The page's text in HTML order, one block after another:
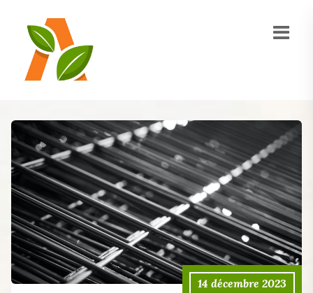
14 décembre 2023